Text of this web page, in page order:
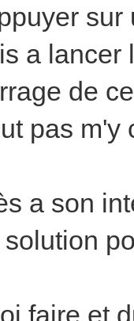
a
de
pas
a son
faire et